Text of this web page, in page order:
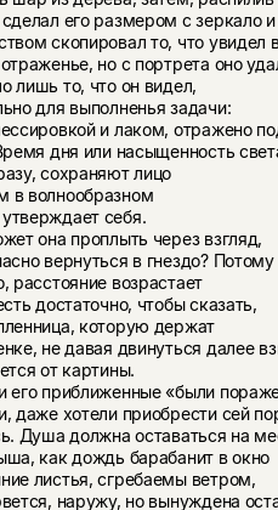
его размером с зеркало и
скопировал то, что увидел
но с портрета оно
лишь то, что он видел,
для выполненья задачи:
и лаком, отражено
дня или насыщенность
сохраняют лицо
в волнообразном
себя.
она проплыть через взгляд,
вернуться в гнездо? Потому
расстояние возрастает
достаточно, чтобы сказать,
которую держат
не давая двинуться далее
от картины.
его приближенные «были
даже хотели приобрести сей
Душа должна оставаться на
как дождь барабанит в окно
листья, сгребаемы ветром,
наружу, но вынуждена